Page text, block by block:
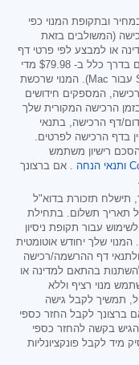
ובתקופת המנוי כפי
(המשולבים בזאת
או למבצע לפי פרטי דף
בדרך כלל ב- $79.98 מדי
המספקים חידושים
בזמן הרכישה המקורית שלך
דף הרכישה, בתנאי
בדף הרכישה לפרטים.
רישיון משתמש
ותנאי הנחה . אם ברצונך
.
תישלח תזכורת בדוא"ל
תאריך תשלום. בתחילת
עבור תקופת ניסיון
שלך יחודש אוטומטית
דף ההרשמה/רכישה
בהתאם למדינה או
מנוי רציף וללא
תמשיך לקבל גישה
ברצונך לקבל החזר כספי
בקשה להחזר כספי
מיד לקבל פונקציונליות